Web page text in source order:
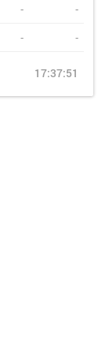
- -
- -
17:37:51